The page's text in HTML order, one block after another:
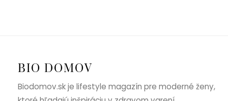
BIO DOMOV
Biodomov.sk je lifestyle magazín pre moderné ženy,